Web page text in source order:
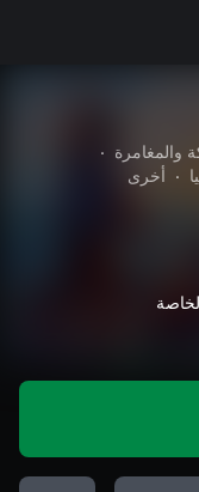
والمغامرة
•
• أخرى